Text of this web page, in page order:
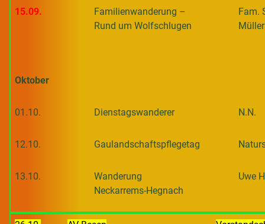
15.09.
Familienwanderung –
Rund um Wolfschlugen
Fam.
Müller
Oktober
01.10. Dienstagswanderer N.N.
12.10. Gaulandschaftspflegetag
13.10.
Wanderung
Neckarrems-Hegnach
Uwe